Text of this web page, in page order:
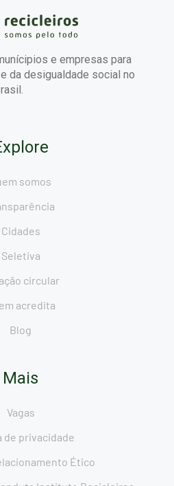
e empresas para
da desigualdade social no
somos
Cidades
Seletiva
circular
acredita
Blog
Mais
Vagas
de privacidade
Ético